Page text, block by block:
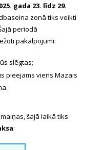
gada 23. līdz 29.
zonā tiks veikti
periodā
pakalpojumi:
slēgtas;
pieejams viens Mazais
šajā laikā tiks
: